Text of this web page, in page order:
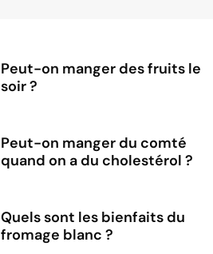
Peut-on manger des fruits le
soir ?
Peut-on manger du comté
quand on a du cholestérol ?
Quels sont les bienfaits du
fromage blanc ?